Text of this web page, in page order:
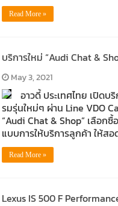
Read More »
บริการใหม่ “Audi Chat &
May 3, 2021
อาวดี้ ประเทศไทย เปิดบ
รมรุ่นใหม่ๆ ผ่าน Line VDO
“Audi Chat & Shop” เลือก
แบบการให้บริการลูกค้า ให้ส
Read More »
Lexus IS 500 F